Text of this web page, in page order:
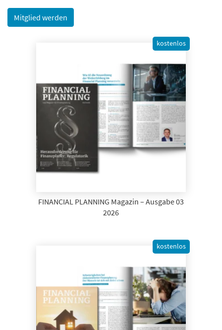
Mitglied werden
FINANCIAL PLANNING Magazin – Ausgabe 03
2026
kostenlos
kostenlos